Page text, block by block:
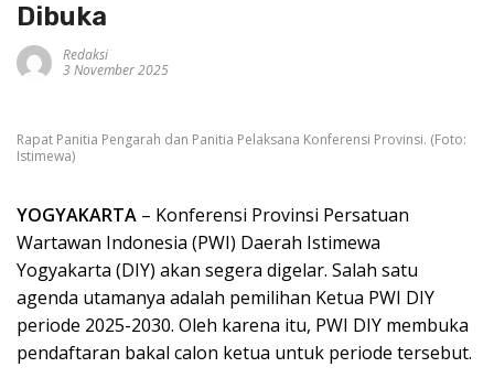
Dibuka
Redaksi
3 November 2025
Rapat Panitia Pengarah dan Panitia Pelaksana Konferensi Provinsi. (Foto:
Istimewa)
YOGYAKARTA – Konferensi Provinsi Persatuan
Wartawan Indonesia (PWI) Daerah Istimewa
Yogyakarta (DIY) akan segera digelar. Salah satu
agenda utamanya adalah pemilihan Ketua PWI DIY
periode 2025-2030. Oleh karena itu, PWI DIY membuka
pendaftaran bakal calon ketua untuk periode tersebut.